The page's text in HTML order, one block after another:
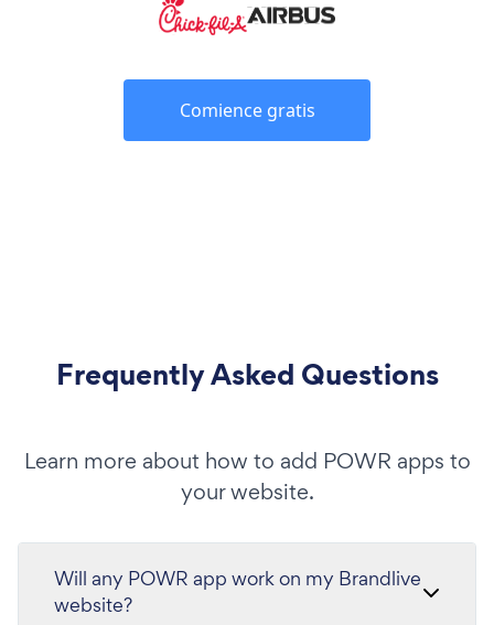
Comience gratis
Frequently Asked Questions
Learn more about how to add POWR apps to
your website.
Will any POWR app work on my Brandlive
website?